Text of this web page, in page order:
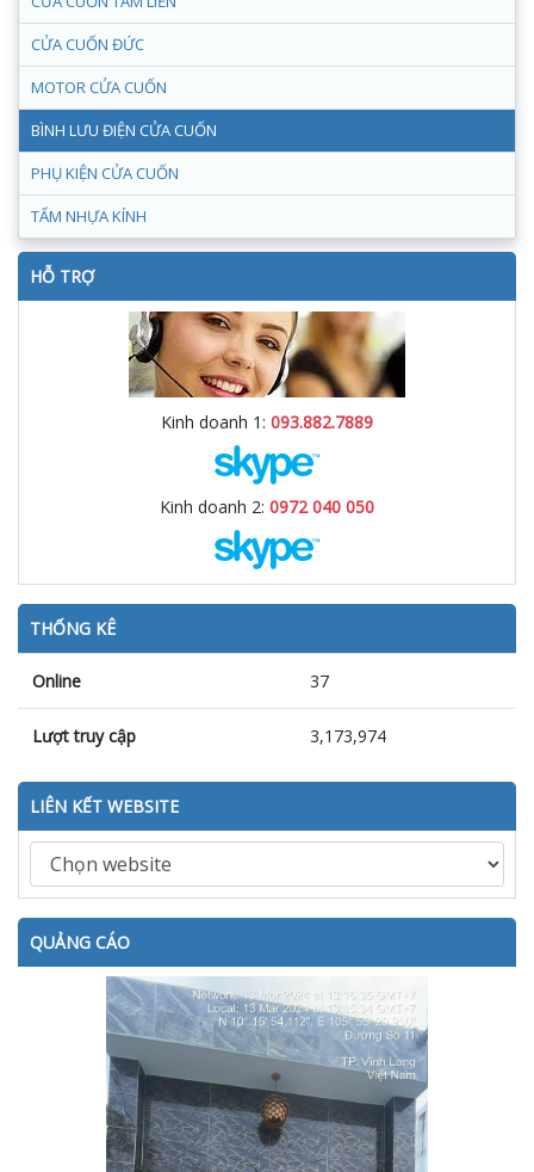
CỬA CUỐN ĐỨC
MOTOR CỬA CUỐN
BÌNH LƯU ĐIỆN CỬA CUỐN
PHỤ KIỆN CỬA CUỐN
TẤM NHỰA KÍNH
HỖ TRỢ
Kinh doanh 1: 093.882.7889
Kinh doanh 2: 0972 040 050
THỐNG KÊ
Online 37
Lượt truy cập 3,173,974
LIÊN KẾT WEBSITE
QUẢNG CÁO